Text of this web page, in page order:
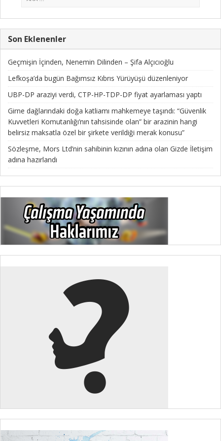
Son Eklenenler
Geçmişin İçinden, Nenemin Dilinden – Şifa Alçıcıoğlu
Lefkoşa’da bugün Bağımsız Kıbrıs Yürüyüşü düzenleniyor
UBP-DP araziyi verdi, CTP-HP-TDP-DP fiyat ayarlaması yaptı
Girne dağlarındaki doğa katliamı mahkemeye taşındı: “Güvenlik
Kuvvetleri Komutanlığı’nın tahsisinde olan” bir arazinin hangi
belirsiz maksatla özel bir şirkete verildiği merak konusu”
Sözleşme, Mors Ltd’nin sahibinin kızının adına olan Gizde İletişim
adına hazırlandı